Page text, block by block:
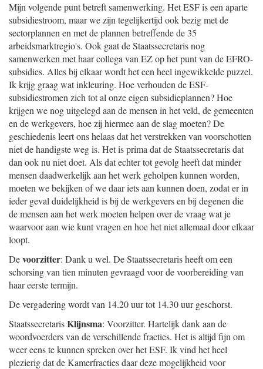
Mijn volgende punt betreft samenwerking. Het ESF is een aparte
subsidiestroom, maar we zijn tegelijkertijd ook bezig met de
sectorplannen en met de plannen betreffende de 35
arbeidsmarktregio's. Ook gaat de Staatssecretaris nog
samenwerken met haar collega van EZ op het punt van de EFRO-
subsidies. Alles bij elkaar wordt het een heel ingewikkelde puzzel.
Ik krijg graag wat inkleuring. Hoe verhouden de ESF-
subsidiestromen zich tot al onze eigen subsidieplannen? Hoe
krijgen we nog uitgelegd aan de mensen in het veld, de gemeenten
en de werkgevers, hoe zij hiermee aan de slag moeten? De
geschiedenis leert ons helaas dat het verstrekken van voorschotten
niet de handigste weg is. Het is prima dat de Staatssecretaris dat
dan ook nu niet doet. Als dat echter tot gevolg heeft dat minder
mensen daadwerkelijk aan het werk geholpen kunnen worden,
moeten we bekijken of we daar iets aan kunnen doen, zodat er in
ieder geval duidelijkheid is bij de werkgevers en bij degenen die
de mensen aan het werk moeten helpen over de vraag wat je
waarvoor aan wie kunt vragen en hoe het niet allemaal door elkaar
loopt.
Devoorzitter: Dank u wel. De Staatssecretaris heeft om een
schorsing van tien minuten gevraagd voor de voorbereiding van
haar eerste termijn.
De vergadering wordt van 14.20 uur tot 14.30 uur geschorst.
StaatssecretarisKlijnsma: Voorzitter. Hartelijk dank aan de
woordvoerders van de verschillende fracties. Het is altijd fijn om
weer eens te kunnen spreken over het ESF. Ik vind het heel
plezierig dat de Kamerfracties daar deze mogelijkheid voor